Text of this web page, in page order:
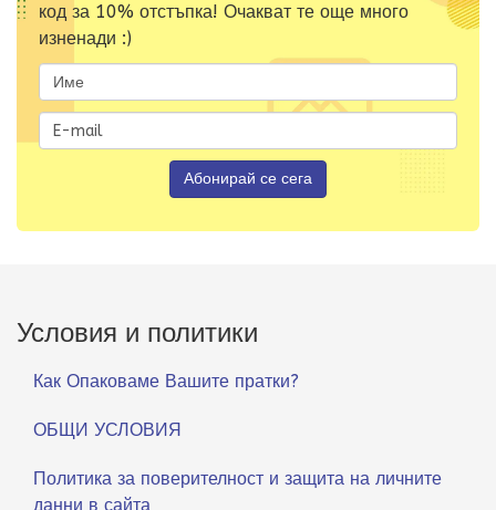
код за 10% отстъпка! Очакват те още много
изненади :)
Условия и политики
Как Опаковаме Вашите пратки?
ОБЩИ УСЛОВИЯ
Политика за поверителност и защита на личните
данни в сайта